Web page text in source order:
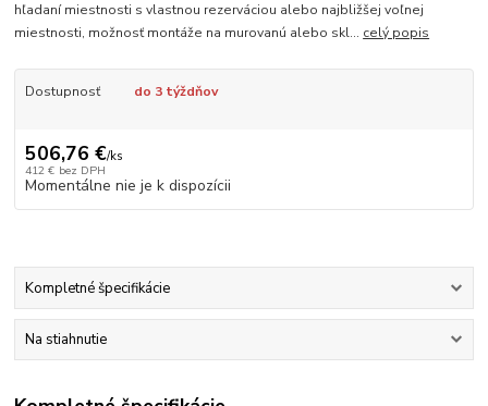
hľadaní miestnosti s vlastnou rezerváciou alebo najbližšej voľnej
miestnosti, možnosť montáže na murovanú alebo skl... celý popis
Dostupnosť do 3 týždňov
506,76 €/ks
412 € bez DPH
Momentálne nie je k dispozícii
Kompletné špecifikácie
Na stiahnutie